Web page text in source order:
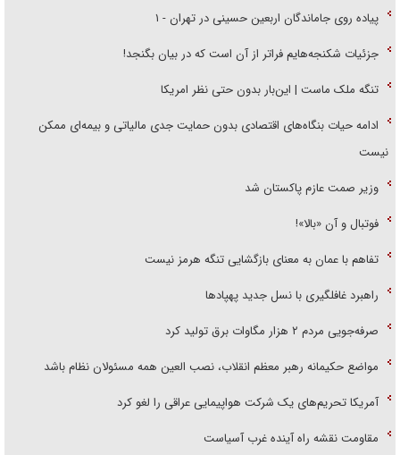
پیاده روی جاماندگان اربعین حسینی در تهران - ۱
جزئیات شکنجه‌هایم فراتر از آن است که در بیان بگنجد!
تنگه ملک ماست | این‌بار بدون حتی نظر امریکا
ادامه حیات بنگاه‌های اقتصادی بدون حمایت جدی مالیاتی و بیمه‌ای ممکن
نیست
وزیر صمت عازم پاکستان شد
فوتبال و آن «بالا»!
تفاهم با عمان به معنای بازگشایی تنگه هرمز نیست
راهبرد غافلگیری با نسل جدید پهپاد‌ها
صرفه‌جویی مردم ۲ هزار مگاوات برق تولید کرد
مواضع حکیمانه رهبر معظم انقلاب، نصب العین همه مسئولان نظام باشد
آمریکا تحریم‌های یک شرکت هواپیمایی عراقی را لغو کرد
مقاومت نقشه راه آینده غرب آسیاست